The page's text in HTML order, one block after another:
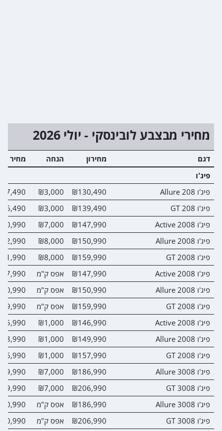
מחירי מבצבע לובינסקי - יולי 2026
דגם מחירון הנחה
מחיר
פיג'ו
פיג'ו 208 Allure
₪130,490
₪3,000
פיג'ו 208 GT
₪139,490
₪3,000
פיג'ו 2008 Active
₪147,990
₪7,000
פיג'ו 2008 Allure
₪150,990
₪8,000
פיג'ו 2008 GT
₪159,990
₪8,000
פיג'ו 2008 Active
₪147,990 אפס ק"מ
פיג'ו 2008 Allure
₪150,990 אפס ק"מ
פיג'ו 2008 GT
₪159,990 אפס ק"מ
פיג'ו 2008 Active
₪146,990
₪1,000
פיג'ו 2008 Allure
₪149,990
₪1,000
פיג'ו 2008 GT
₪157,990
₪1,000
פיג'ו 3008 Allure
₪186,990
₪7,000
פיג'ו 3008 GT
₪206,990
₪7,000
פיג'ו 3008 Allure
₪186,990 אפס ק"מ
פיג'ו 3008 GT
₪206,990 אפס ק"מ